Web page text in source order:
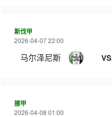
斯伐甲
2026-04-07 22:00
马尔泽尼斯 VS
挪甲
2026-04-08 01:00